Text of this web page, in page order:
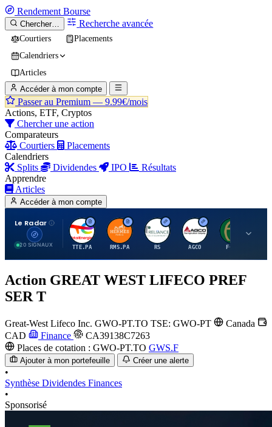
Rendement Bourse
Chercher… Recherche avancée
Courtiers
Placements
Calendriers
Articles
Accéder à mon compte
Passer au Premium — 9.99€/mois
Actions, ETF, Cryptos
Chercher une action
Comparateurs
Courtiers
Placements
Calendriers
Splits
Dividendes IPO
Résultats
Apprendre
Articles
Accéder à mon compte
Le Radar
20 SIGNAUX
T
TTE.PA
H
RMS.PA
R
RS
A
AGCO FCFS
Action GREAT WEST LIFECO PREF
SER T
Great-West Lifeco Inc. GWO-PT.TO TSE: GWO-PT
Canada
CAD
Finance
CA39138C7263
Places de cotation : GWO-PT.TO GWS.F
Ajouter à mon portefeuille Créer une alerte
•
Synthèse Dividendes Finances
•
Sponsorisé